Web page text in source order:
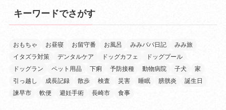
キーワードでさがす
おもちゃ お昼寝 お留守番 お風呂 みみパパ日記
みみ旅
イタズラ対策
デンタルケア ドッグカフェ
ドッグプール
ドッグラン
ペット用品 下痢 予防接種 動物病院 子犬
家
引っ越し
成長記録 散歩 検査 災害 睡眠 膀胱炎
誕生日
諫早市
軟便 避妊手術 長崎市 食事